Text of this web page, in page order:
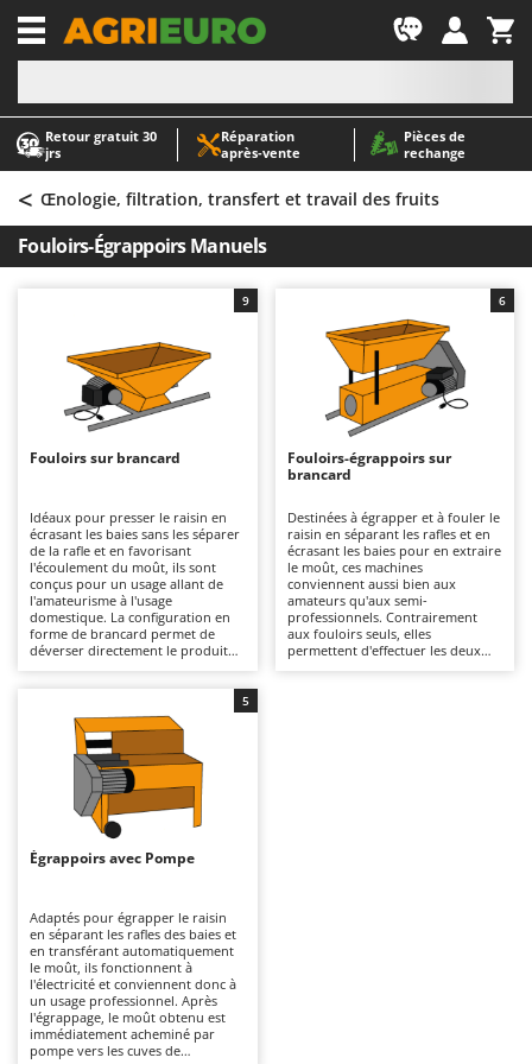
Retour gratuit 30
jrs
Réparation
après‑vente
Pièces de
rechange
-1
A
Abris de jardin
Accessoires pour tracteurs tondeuses autoportés
Aérateurs Scarificateurs pour gazon
Arracheuses de pommes de terre pour tracteur
Aspirateurs - Balais Électriques
Aspirateurs à cendres
Aspirateurs à feuilles sur roues
Aspirateurs de piscine
Atomiseurs agricoles pour tracteurs
Atomiseurs pour traitements
Autolaveuses
Autres produits
B
Balayeuses
Bancs de scie pour le bois - Scies à bûches
Barbecues
Bennes pour tracteur
Brosses pour sols extérieurs
Brouettes à moteur
Broyeurs à axe horizontal pour tracteur
Butteurs pour tracteur
C
Chargeurs de batterie - Démarreurs
Charrues pour tracteur
A
AgriEuro Premium
AgriEuro TOP-LINE
AGT
AL-KO
ALA 2000
Ama
Ambrogio Robot
Annovi Reverberi
ANTHBOT
Archman
Ardes
Argo
Ariete
Artus
Attila
Ausonia
Awelco
B
Baesso
Bahco
< Œnologie, filtration, transfert et travail des fruits
Fouloirs-Égrappoirs Manuels
Fouloirs sur brancard
Idéaux pour presser le raisin en
écrasant les baies sans les séparer
de la rafle et en favorisant
l'écoulement du moût, ils sont
conçus pour un usage allant de
l'amateurisme à l'usage
domestique. La configuration en
forme de brancard permet de
déverser directement le produit
versions manuelles, actionnées
par manivelle, sont indiquées
pour des productions limitées ; les
versions électriques fonctionnent
sur le réseau 220 V et permettent
des rythmes de travail plus
réguliers avec moins d'effort de la
part de l'opérateur. Indiqués pour
les petites caves et
l'autoproduction, ils nécessitent
châssis après chaque utilisation.
9
Fouloirs-égrappoirs sur
brancard
Destinées à égrapper et à fouler le
raisin en séparant les rafles et en
écrasant les baies pour en extraire
le moût, ces machines
conviennent aussi bien aux
amateurs qu'aux semi-
professionnels. Contrairement
aux fouloirs seuls, elles
permettent d'effectuer les deux
6
Égrappoirs avec Pompe
Adaptés pour égrapper le raisin
en séparant les rafles des baies et
en transférant automatiquement
le moût, ils fonctionnent à
l'électricité et conviennent donc à
un usage professionnel. Après
l'égrappage, le moût obtenu est
immédiatement acheminé par
pompe vers les cuves de
5